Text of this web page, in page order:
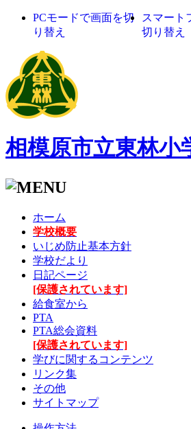
PCモードで画面を切
り替え
スマート
切り替え
相模原市立東林小
ホーム
学校概要
いじめ防止基本方針
学校だより
日記ページ
[保護されています]
給食室から
PTA
PTA総会資料
[保護されています]
学びに関するコンテンツ
リンク集
その他
サイトマップ